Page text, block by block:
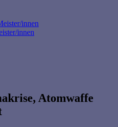
innen
innen
Atomwaffe